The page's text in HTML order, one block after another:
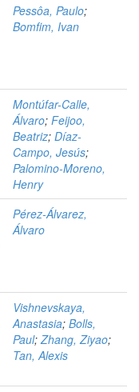
Pessôa, Paulo;
Bomfim, Ivan
Montúfar-Calle,
Álvaro; Feijoo,
Beatriz; Díaz-
Campo, Jesús;
Palomino-Moreno,
Henry
Pérez-Álvarez,
Álvaro
Vishnevskaya,
Anastasia; Bolls,
Paul;Zhang, Ziyao;
Tan, Alexis